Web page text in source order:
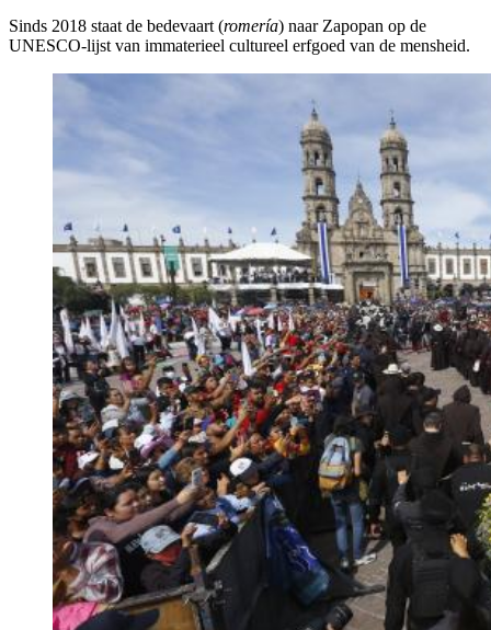
Sinds 2018 staat de bedevaart (romería) naar Zapopan op de
UNESCO-lijst van immaterieel cultureel erfgoed van de mensheid.